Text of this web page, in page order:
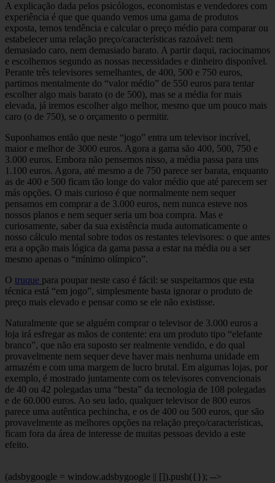
A explicação dada pelos psicólogos, economistas e vendedores com
experiência é que que quando vemos uma gama de produtos
exposta, temos tendência e calcular o preço médio para comparar ou
estabelecer uma relação preço/características razoável: nem
demasiado caro, nem demasiado barato. A partir daqui, raciocinamos
e escolhemos segundo as nossas necessidades e dinheiro disponível.
Perante três televisores semelhantes, de 400, 500 e 750 euros,
partimos mentalmente do “valor médio” de 550 euros para tentar
escolher algo mais barato (o de 500), mas se a média for mais
elevada, já iremos escolher algo melhor, mesmo que um pouco mais
caro (o de 750), se o orçamento o permitir.
Suponhamos então que neste “jogo” entra um televisor incrível,
maior e melhor de 3000 euros. Agora a gama são 400, 500, 750 e
3.000 euros. Embora não pensemos nisso, a média passa para uns
1.100 euros. Agora, até mesmo a de 750 parece ser barata, enquanto
as de 400 e 500 ficam tão longe do valor médio que até parecem ser
más opções. O mais curioso é que normalmente nem sequer
pensamos em comprar a de 3.000 euros, nem nunca esteve nos
nossos planos e nem sequer seria um boa compra. Mas e
curiosamente, saber da sua existência muda automaticamente o
nosso cálculo mental sobre todos os restantes televisores: o que antes
era a opção mais lógica da gama passa a estar na média ou a ser
mesmo apenas o “mínimo olímpico”.
O truque para poupar neste caso é fácil: se suspeitarmos que esta
técnica está “em jogo”, simplesmente basta ignorar o produto de
preço mais elevado e pensar como se ele não existisse.
Naturalmente que se alguém comprar o televisor de 3.000 euros a
loja irá esfregar as mãos de contente: era um produto tipo “elefante
branco”, que não era suposto ser realmente vendido, e do qual
provavelmente nem sequer deve haver mais nenhuma unidade em
armazém e com uma margem de lucro brutal. Em algumas lojas, por
exemplo, é mostrado juntamente com os televisores convencionais
de 40 ou 42 polegadas uma “besta” da tecnologia de 108 polegadas
e de 60.000 euros. Ao seu lado, qualquer televisor de 800 euros
parece uma autêntica pechincha, e os de 400 ou 500 euros, que são
provavelmente as melhores opções na relação preço/características,
ficam fora da área de interesse de muitas pessoas devido a este
efeito.
(adsbygoogle = window.adsbygoogle || []).push({}); -->